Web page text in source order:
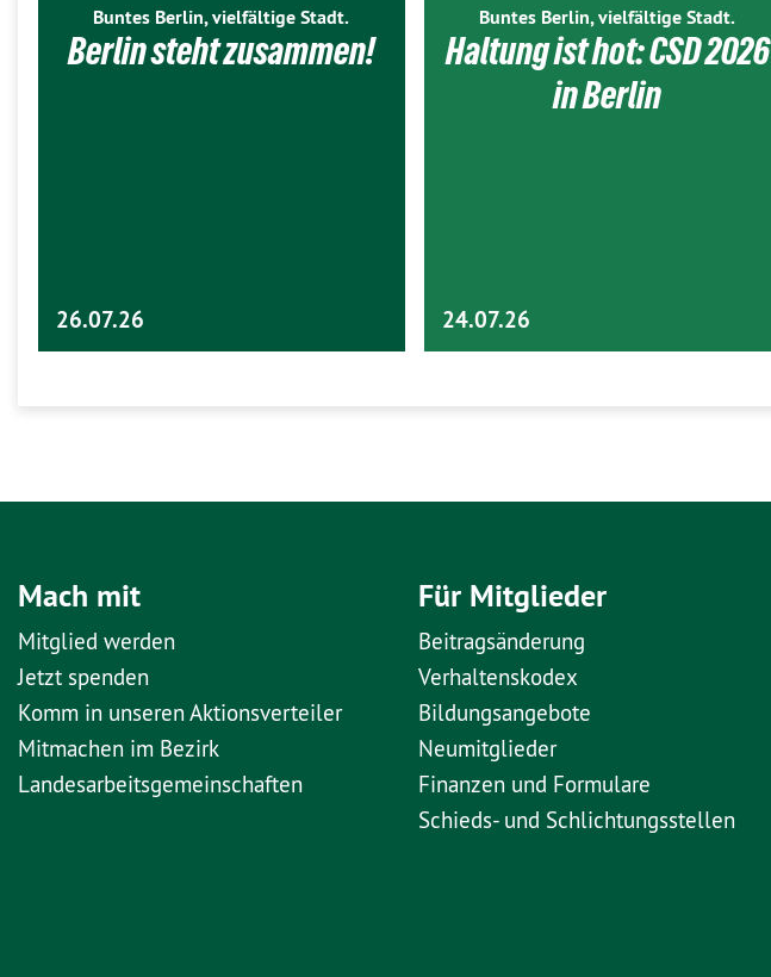
Buntes Berlin, vielfältige Stadt.
Berlin steht zusammen!
26.07.26
Buntes Berlin, vielfältige Stadt.
Haltung ist hot: CSD 2026
in Berlin
24.07.26
Mach mit
Mitglied werden
Jetzt spenden
Komm in unseren Aktionsverteiler
Mitmachen im Bezirk
Landesarbeitsgemeinschaften
Für Mitglieder
Beitragsänderung
Verhaltenskodex
Bildungsangebote
Neumitglieder
Finanzen und Formulare
Schieds- und Schlichtungsstellen